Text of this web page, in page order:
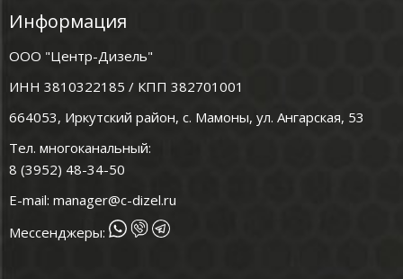
Информация
ООО "Центр-Дизель"
ИНН 3810322185 / КПП 382701001
664053, Иркутский район, с. Мамоны, ул. Ангарская, 53
Тел. многоканальный:
8 (3952) 48-34-50
E-mail: manager@c-dizel.ru
Мессенджеры: